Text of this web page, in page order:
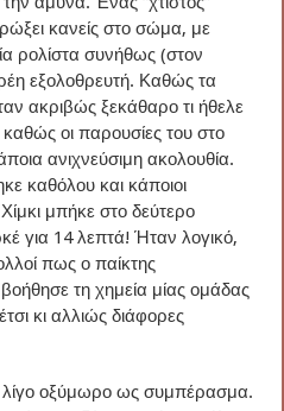
κανείς στο σώμα, με
ρολίστα συνήθως (στον
εξολοθρευτή. Καθώς τα
ακριβώς ξεκάθαρο τι ήθελε
οι παρουσίες του στο
ανιχνεύσιμη ακολουθία.
καθόλου και κάποιοι
μπήκε στο δεύτερο
για 14 λεπτά! Ήταν λογικό,
πως ο παίκτης
τη χημεία μίας ομάδας
κι αλλιώς διάφορες
λίγο οξύμωρο ως συμπέρασμα.